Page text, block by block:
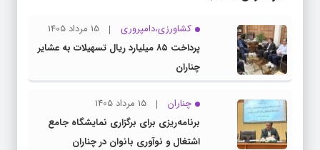
کشاورزی،دامپروری
15 مرداد 1405
پرداخت ۸۵ میلیارد ریال تسهیلات به عشایر
چناران
چناران
15 مرداد 1405
برنامه‌ریزی برای برگزاری نمایشگاه جامع
اشتغال و نوآوری بانوان در چناران